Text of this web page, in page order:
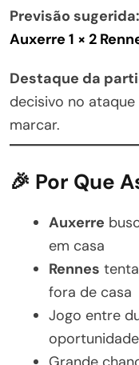
Previsão sugerida:
Auxerre 1 × 2
Destaque da
decisivo no
marcar.
🎉 Por Que
Auxerre
em casa
Rennes
fora de casa
Jogo entre